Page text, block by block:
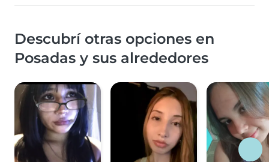
Descubrí otras opciones en
Posadas y sus alrededores